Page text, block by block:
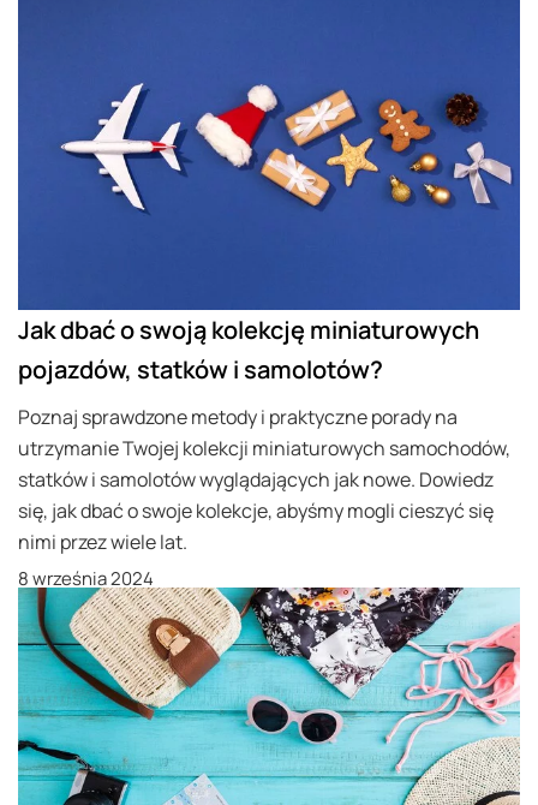
Jak dbać o swoją kolekcję miniaturowych
pojazdów, statków i samolotów?
Poznaj sprawdzone metody i praktyczne porady na
utrzymanie Twojej kolekcji miniaturowych samochodów,
statków i samolotów wyglądających jak nowe. Dowiedz
się, jak dbać o swoje kolekcje, abyśmy mogli cieszyć się
nimi przez wiele lat.
8 września 2024